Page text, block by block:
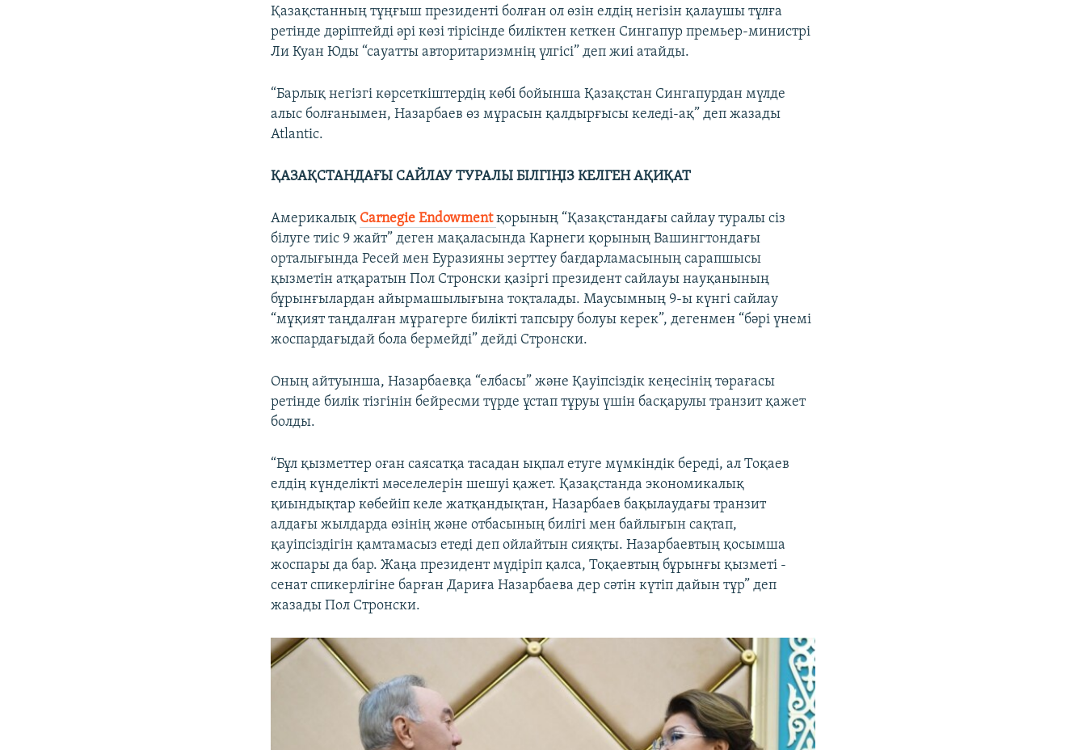
Қазақстанның тұңғыш президенті болған ол өзін елдің негізін қалаушы тұлға
ретінде дәріптейді әрі көзі тірісінде биліктен кеткен Сингапур премьер-министрі
Ли Куан Юды “сауатты авторитаризмнің үлгісі” деп жиі атайды.
“Барлық негізгі көрсеткіштердің көбі бойынша Қазақстан Сингапурдан мүлде
алыс болғанымен, Назарбаев өз мұрасын қалдырғысы келеді-ақ” деп жазады
Atlantic.
ҚАЗАҚСТАНДАҒЫ САЙЛАУ ТУРАЛЫ БІЛГІҢІЗ КЕЛГЕН АҚИҚАТ
Америкалық Carnegie Endowmentқорының “Қазақстандағы сайлау туралы сіз
білуге тиіс 9 жайт” деген мақаласында Карнеги қорының Вашингтондағы
орталығында Ресей мен Еуразияны зерттеу бағдарламасының сарапшысы
қызметін атқаратын Пол Стронски қазіргі президент сайлауы науқанының
бұрынғылардан айырмашылығына тоқталады. Маусымның 9-ы күнгі сайлау
“мұқият таңдалған мұрагерге билікті тапсыру болуы керек”, дегенмен “бәрі үнемі
жоспардағыдай бола бермейді” дейді Стронски.
Оның айтуынша, Назарбаевқа “елбасы” және Қауіпсіздік кеңесінің төрағасы
ретінде билік тізгінін бейресми түрде ұстап тұруы үшін басқарулы транзит қажет
болды.
“Бұл қызметтер оған саясатқа тасадан ықпал етуге мүмкіндік береді, ал Тоқаев
елдің күнделікті мәселелерін шешуі қажет. Қазақстанда экономикалық
қиындықтар көбейіп келе жатқандықтан, Назарбаев бақылаудағы транзит
алдағы жылдарда өзінің және отбасының билігі мен байлығын сақтап,
қауіпсіздігін қамтамасыз етеді деп ойлайтын сияқты. Назарбаевтың қосымша
жоспары да бар. Жаңа президент мүдіріп қалса, Тоқаевтың бұрынғы қызметі -
сенат спикерлігіне барған Дариға Назарбаева дер сәтін күтіп дайын тұр” деп
жазады Пол Стронски.